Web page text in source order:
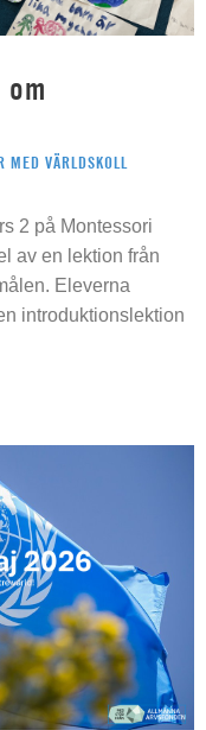
MED VÄRLDSKOLL
2 på Montessori
av en lektion från
Eleverna
introduktionslektion